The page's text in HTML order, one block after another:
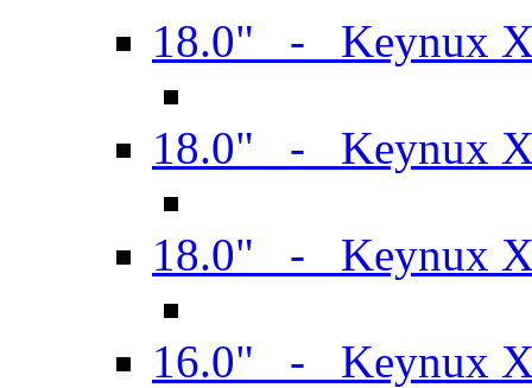
18.0" - Keynux
18.0" - Keynux
18.0" - Keynux
16.0" - Keynux